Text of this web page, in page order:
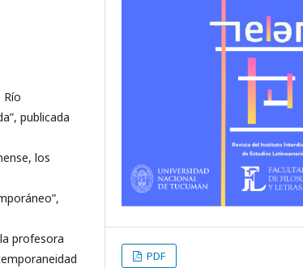
publicada
los
profesora
PDF